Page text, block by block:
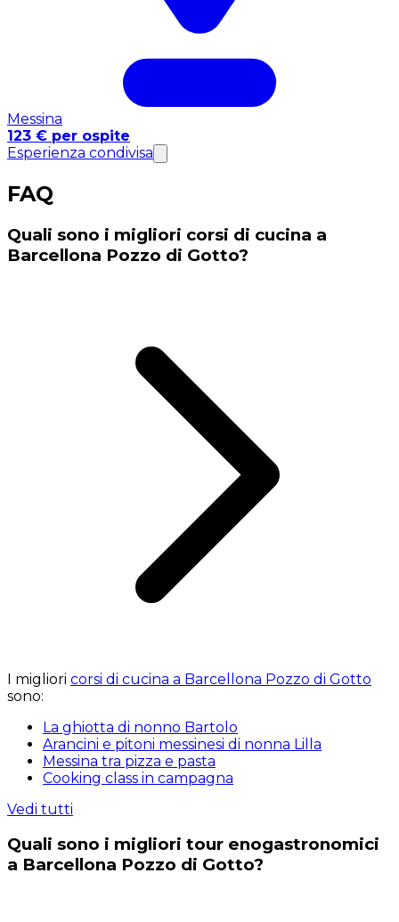
Messina
123 € per ospite
Esperienza condivisa
FAQ
Quali sono i migliori corsi di cucina a
Barcellona Pozzo di Gotto?
I migliori corsi di cucina a Barcellona Pozzo di Gotto
sono:
La ghiotta di nonno Bartolo
Arancini e pitoni messinesi di nonna Lilla
Messina tra pizza e pasta
Cooking class in campagna
Vedi tutti
Quali sono i migliori tour enogastronomici
a Barcellona Pozzo di Gotto?